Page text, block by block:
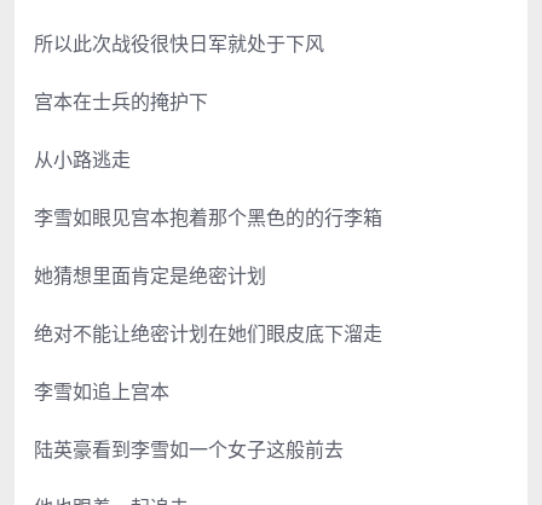
所以此次战役很快日军就处于下风
宫本在士兵的掩护下
从小路逃走
李雪如眼见宫本抱着那个黑色的的行李箱
她猜想里面肯定是绝密计划
绝对不能让绝密计划在她们眼皮底下溜走
李雪如追上宫本
陆英豪看到李雪如一个女子这般前去